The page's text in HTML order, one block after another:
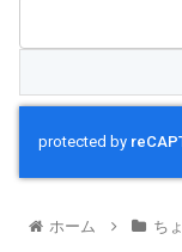
ホーム ち